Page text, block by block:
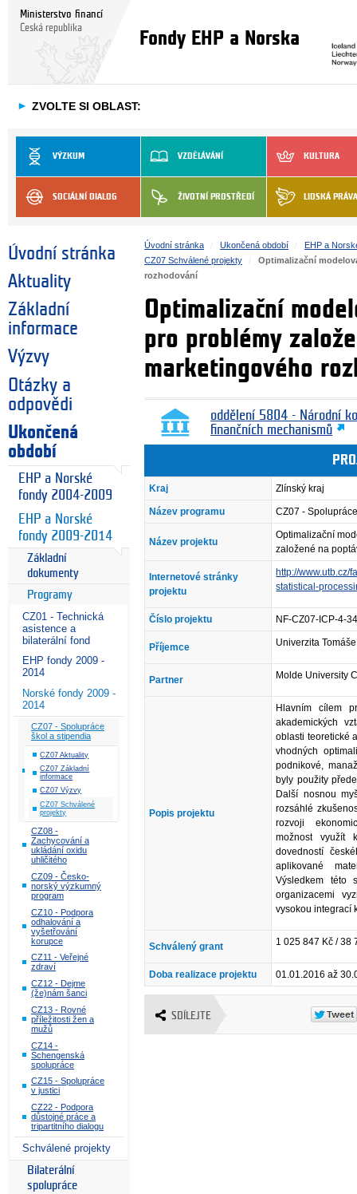
Ministerstvo financí
Česká republika
Fondy EHP a Norska
► ZVOLTE SI OBLAST:
VÝZKUM VZDĚLÁVÁNÍ KULTURA
SOCIÁLNÍ DIALOG ŽIVOTNÍ PROSTŘEDÍ LIDSKÁ PRÁVA
Úvodní stránka
Aktuality
Základní
informace
Výzvy
Otázky a
odpovědi
Ukončená
období
EHP a Norské
fondy 2004-2009
EHP a Norské
fondy 2009-2014
Základní
dokumenty
Programy
CZ01 - Technická
asistence a
bilaterální fond
EHP fondy 2009 -
2014
Norské fondy 2009 -
2014
CZ07 - Spolupráce
škol a stipendia
CZ07 Aktuality
CZ07 Základní
informace
CZ07 Výzvy
CZ07 Schválené
projekty
CZ08 -
Zachycování a
ukládání oxidu
uhličitého
CZ09 - Česko-
norský výzkumný
program
CZ10 - Podpora
odhalování a
vyšetřování
korupce
CZ11 - Veřejné
zdraví
CZ12 - Dejme
(že)nám šanci
CZ13 - Rovné
příležitosti žen a
mužů
CZ14 -
Schengenská
spolupráce
CZ15 - Spolupráce
v justici
CZ22 - Podpora
důstojné práce a
tripartitního dialogu
Schválené projekty
Bilaterální
spolupráce
Úvodní stránka Ukončená období
EHP a
CZ07 Schválené projekty
Optimalizační
rozhodování
Optimalizační
pro problémy
marketingového
oddělení 5804 - Národní
finančních mechanismů
Kraj Zlínský kraj
Název programu CZ07 -
Název projektu
Optimalizační
založené na
Internetové stránky
projektu
http://www.utb.cz/
statistical-
Číslo projektu NF-CZ07-ICP-4-
Příjemce Univerzita
Partner Molde University
Popis projektu
Hlavním cílem
akademických
oblasti teoretické
vhodných
podnikové,
byly použity
Další nosnou
rozsáhlé
rozvoji
možnost využít
dovedností
aplikované
Výsledkem této
organizacemi
vysokou integrací
Schválený grant 1 025 847 Kč / 38
Doba realizace projektu 01.01.2016 až
SDÍLEJTE